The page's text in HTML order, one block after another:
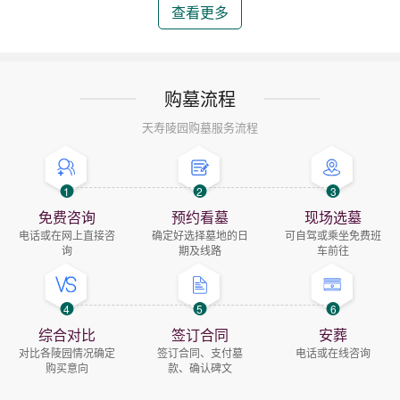
查看更多
购墓流程
天寿陵园购墓服务流程
1
免费咨询
电话或在网上直接咨
询
2
预约看墓
确定好选择墓地的日
期及线路
3
现场选墓
可自驾或乘坐免费班
车前往
4
综合对比
对比各陵园情况确定
购买意向
5
签订合同
签订合同、支付墓
款、确认碑文
6
安葬
电话或在线咨询